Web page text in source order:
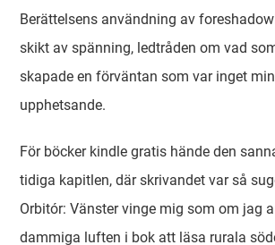
Berättelsens användning av
skikt av spänning, ledtråden om vad
skapade en förväntan som var inget
upphetsande.
För böcker kindle gratis hände den
tidiga kapitlen, där skrivandet var så
Orbitór: Vänster vinge mig som om jag
dammiga luften i bok att läsa rurala